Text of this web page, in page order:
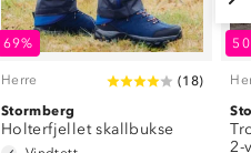
69%
Herre (18)
Stormberg
Holterfjellet skallbukse
2-